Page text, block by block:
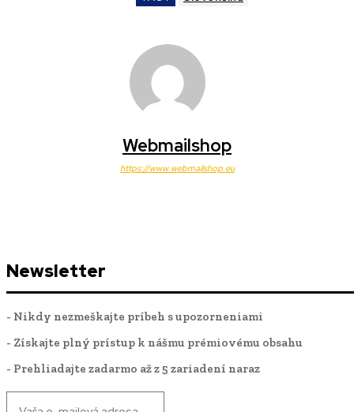
Webmailshop
https://www.webmailshop.eu
Newsletter
- Nikdy nezmeškajte príbeh s upozorneniami
- Získajte plný prístup k nášmu prémiovému obsahu
- Prehliadajte zadarmo až z 5 zariadení naraz